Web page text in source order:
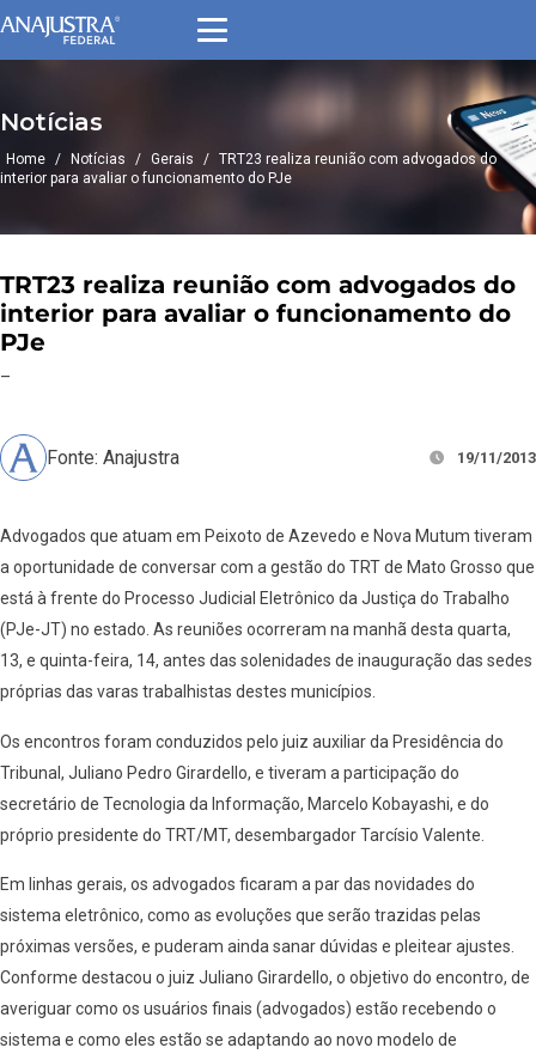
Notícias
Home / Notícias / Gerais / TRT23 realiza reunião com advogados do
interior para avaliar o funcionamento do PJe
TRT23 realiza reunião com advogados do
interior para avaliar o funcionamento do
PJe
–
Fonte: Anajustra 19/11/2013
Advogados que atuam em Peixoto de Azevedo e Nova Mutum tiveram
a oportunidade de conversar com a gestão do TRT de Mato Grosso que
está à frente do Processo Judicial Eletrônico da Justiça do Trabalho
(PJe-JT) no estado. As reuniões ocorreram na manhã desta quarta,
13, e quinta-feira, 14, antes das solenidades de inauguração das sedes
próprias das varas trabalhistas destes municípios.
Os encontros foram conduzidos pelo juiz auxiliar da Presidência do
Tribunal, Juliano Pedro Girardello, e tiveram a participação do
secretário de Tecnologia da Informação, Marcelo Kobayashi, e do
próprio presidente do TRT/MT, desembargador Tarcísio Valente.
Em linhas gerais, os advogados ficaram a par das novidades do
sistema eletrônico, como as evoluções que serão trazidas pelas
próximas versões, e puderam ainda sanar dúvidas e pleitear ajustes.
Conforme destacou o juiz Juliano Girardello, o objetivo do encontro, de
averiguar como os usuários finais (advogados) estão recebendo o
sistema e como eles estão se adaptando ao novo modelo de